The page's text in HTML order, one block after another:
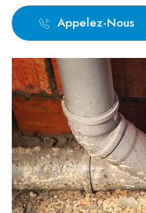
Appelez-Nous